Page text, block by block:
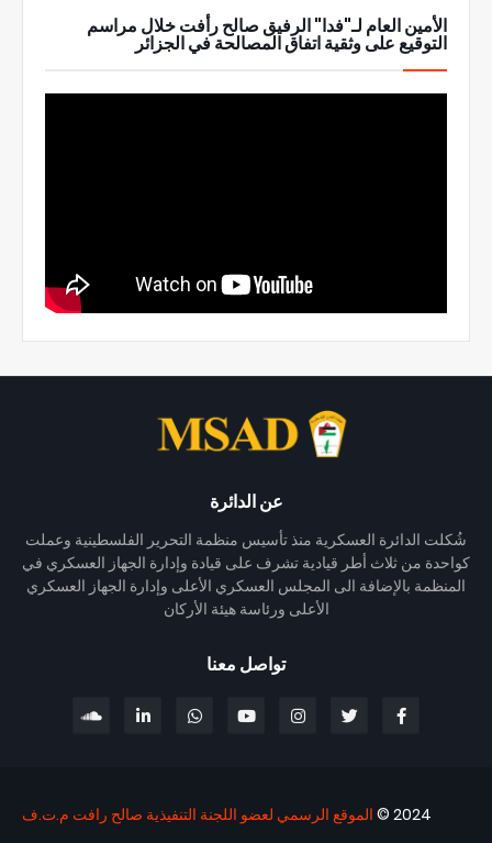
الأمين العام لـ"فدا" الرفيق صالح رأفت خلال مراسم
التوقيع على وثقية اتفاق المصالحة في الجزائر
عن الدائرة
شُكلت الدائرة العسكرية منذ تأسيس منظمة التحرير الفلسطينية وعملت
كواحدة من ثلاث أطر قيادية تشرف على قيادة وإدارة الجهاز العسكري في
المنظمة بالإضافة الى المجلس العسكري الأعلى وإدارة الجهاز العسكري
الأعلى ورئاسة هيئة الأركان
تواصل معنا
2024 © الموقع الرسمي لعضو اللجنة التنفيذية صالح رافت م.ت.ف